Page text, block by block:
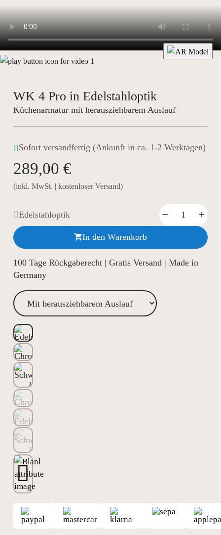
WK 4 Pro in Edelstahloptik
Küchenarmatur mit herausziehbarem Auslauf
Sofort versandfertig (Ankunft in ca. 1-2 Werktagen)
289,00 €
(inkl. MwSt. | kostenloser Versand)
Edelstahloptik
In den Warenkorb
100 Tage Rückgaberecht | Gratis Versand | Made in
Germany